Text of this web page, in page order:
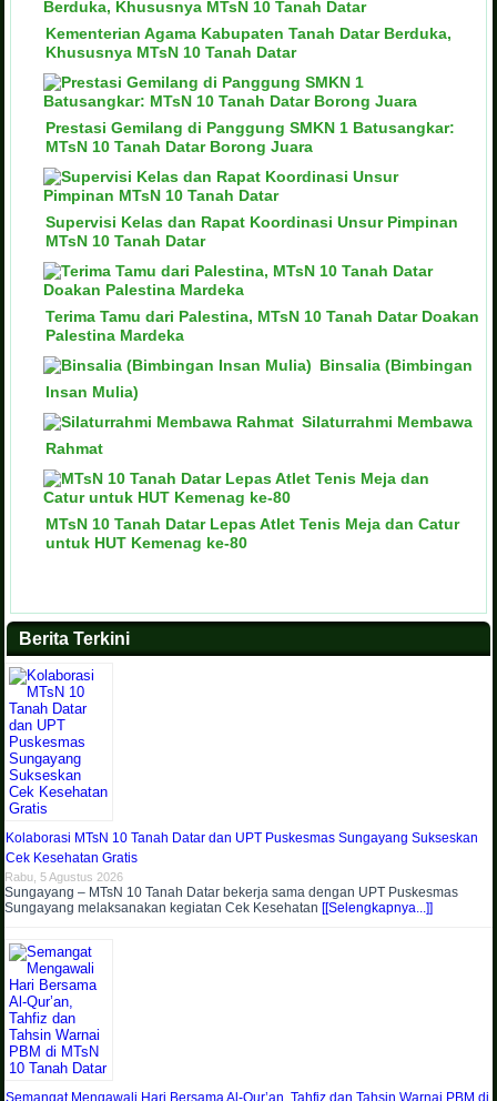
Kementerian Agama Kabupaten Tanah Datar Berduka,
Khususnya MTsN 10 Tanah Datar
Prestasi Gemilang di Panggung SMKN 1 Batusangkar:
MTsN 10 Tanah Datar Borong Juara
Supervisi Kelas dan Rapat Koordinasi Unsur Pimpinan
MTsN 10 Tanah Datar
Terima Tamu dari Palestina, MTsN 10 Tanah Datar Doakan
Palestina Mardeka
Binsalia (Bimbingan
Insan Mulia)
Silaturrahmi Membawa
Rahmat
MTsN 10 Tanah Datar Lepas Atlet Tenis Meja dan Catur
untuk HUT Kemenag ke-80
Berita Terkini
Kolaborasi MTsN 10 Tanah Datar dan UPT Puskesmas Sungayang Sukseskan
Cek Kesehatan Gratis
Rabu, 5 Agustus 2026
Sungayang – MTsN 10 Tanah Datar bekerja sama dengan UPT Puskesmas
Sungayang melaksanakan kegiatan Cek Kesehatan [[Selengkapnya...]]